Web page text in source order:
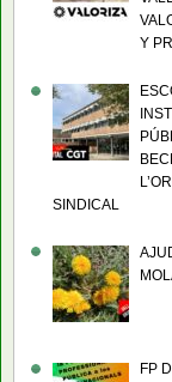
Y
SINDICAL
FP